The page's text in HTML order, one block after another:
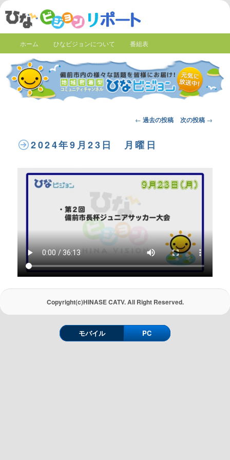
ホーム ひなビジョンについて 番組表
Post
← 過去の投稿 次の投稿 →
2024年9月23日 月曜日
Copyright(c)HINASE CATV. All Right Reserved.
モバイル PC